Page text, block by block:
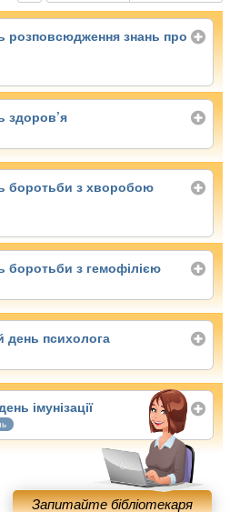
розповсюдження знань про
здоров’я
боротьби з хворобою
боротьби з гемофілією
день психолога
імунізації